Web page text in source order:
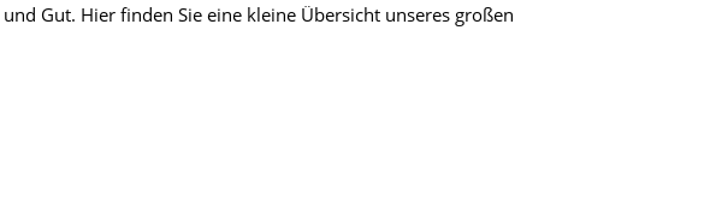
Gut. Hier finden Sie eine kleine Übersicht unseres großen